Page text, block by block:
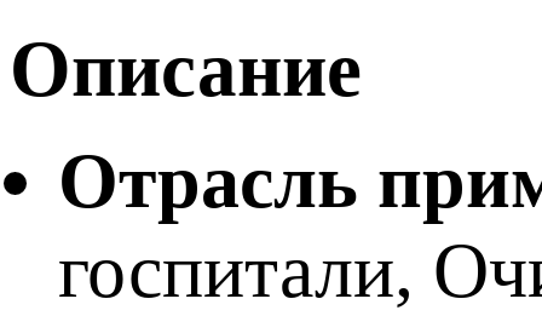
Описание
Отрасль
госпитали,